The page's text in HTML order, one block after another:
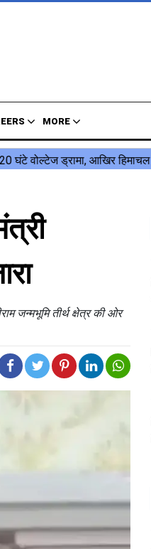
MORE
जन्मभूमि तीर्थ क्षेत्र की ओर